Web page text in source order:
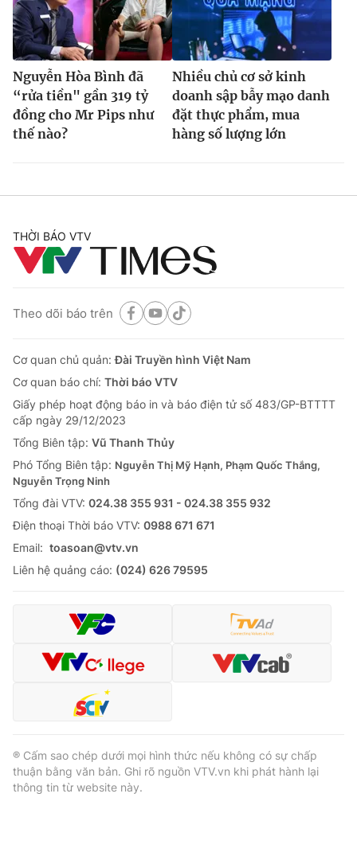
Nguyễn Hòa Bình đã
“rửa tiền" gần 319 tỷ
đồng cho Mr Pips như
thế nào?
Nhiều chủ cơ sở kinh
doanh sập bẫy mạo danh
đặt thực phẩm, mua
hàng số lượng lớn
THỜI BÁO VTV
Theo dõi báo trên
Cơ quan chủ quản:Đài Truyền hình Việt Nam
Cơ quan báo chí: Thời báo VTV
Giấy phép hoạt động báo in và báo điện tử số 483/GP-BTTTT
cấp ngày 29/12/2023
Tổng Biên tập: Vũ Thanh Thủy
Phó Tổng Biên tập: Nguyễn Thị Mỹ Hạnh, Phạm Quốc Thắng,
Nguyễn Trọng Ninh
Tổng đài VTV: 024.38 355 931 - 024.38 355 932
Ðiện thoại Thời báo VTV: 0988 671 671
Email: toasoan@vtv.vn
Liên hệ quảng cáo: (024) 626 79595
® Cấm sao chép dưới mọi hình thức nếu không có sự chấp
thuận bằng văn bản. Ghi rõ nguồn VTV.vn khi phát hành lại
thông tin từ website này.